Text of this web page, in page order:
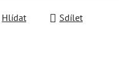
Hlídat Sdílet